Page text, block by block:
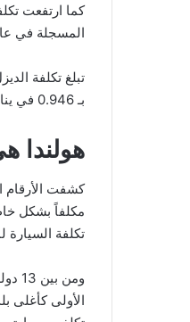
كما ارتفعت
المسجلة في عامي 2012 و 2014 على
بـ 0.946 في يناير 2014).
هولندا
مكلفاً بشكل
تكلفة السيارة لمالكها تبلغ 2.158